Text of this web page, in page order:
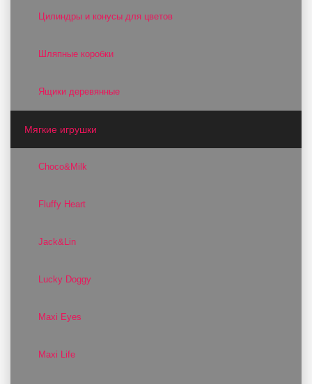
Цилиндры и конусы для цветов
Шляпные коробки
Ящики деревянные
Мягкие игрушки
Choco&Milk
Fluffy Heart
Jack&Lin
Lucky Doggy
Maxi Eyes
Maxi Life